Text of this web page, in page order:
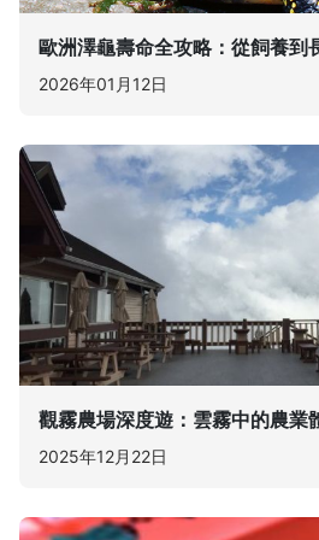
歐洲澤龜壽命全攻略：從飼養到
2026年01月12日
觀霧農場深度遊：雲霧中的農業
2025年12月22日